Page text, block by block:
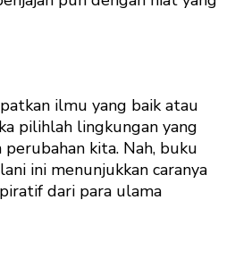
ilmu yang baik atau
pilihlah lingkungan yang
kita. Nah, buku
ini menunjukkan caranya
dari para ulama